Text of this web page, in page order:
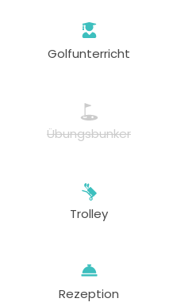
Golfunterricht
Übungsbunker
Trolley
Rezeption